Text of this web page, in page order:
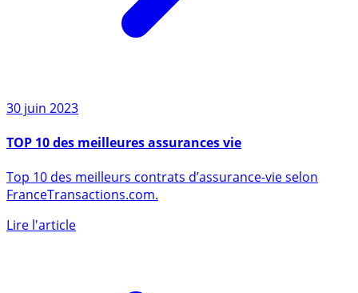
30 juin 2023
TOP 10 des meilleures assurances vie
FranceTransactions.com.